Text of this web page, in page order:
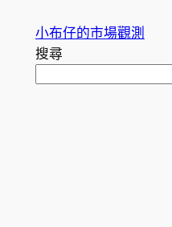
小布仔的市場觀測
搜尋